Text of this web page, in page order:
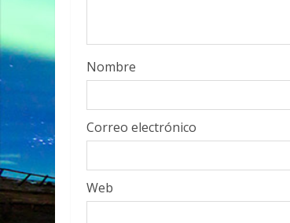
Nombre
Correo electrónico
Web